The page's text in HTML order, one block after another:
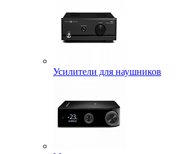
Усилители для наушников